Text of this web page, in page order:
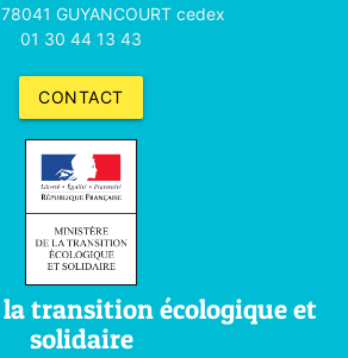
GUYANCOURT cedex
01 30 44 13 43
CONTACT
transition écologique et
solidaire